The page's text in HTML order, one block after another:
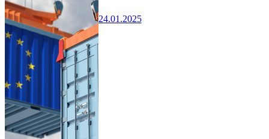
24.01.2025